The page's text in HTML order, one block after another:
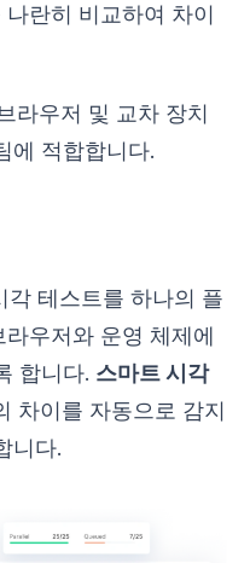
란히 비교하여 차이
라우저 및 교차 장치
에 적합합니다.
각 테스트를 하나의 플
우저와 운영 체제에
합니다. 스마트 시각
차이를 자동으로 감지
니다.